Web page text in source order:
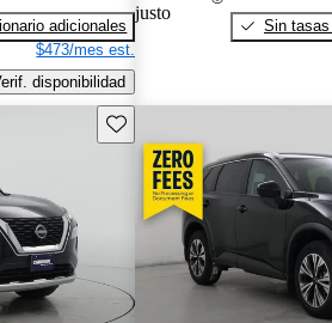
adicionales
$473/mes est.
disponibilidad
justo
Sin
Guarda este Aviso